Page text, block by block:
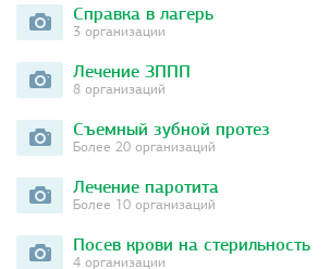
Справка в лагерь
3 организации
Лечение ЗППП
8 организаций
Съемный зубной протез
Более 20 организаций
Лечение паротита
Более 10 организаций
Посев крови на стерильность
4 организации